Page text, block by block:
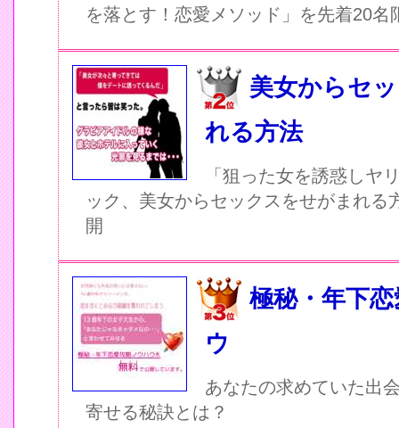
を落とす！恋愛メソッド」を先着20名
美女からセ
れる方法
「狙った女を誘惑しヤ
ック、美女からセックスをせがまれる
開
極秘・年下
ウ
あなたの求めていた出
寄せる秘訣とは？